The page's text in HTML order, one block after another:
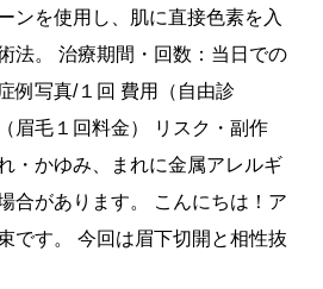
ンを使用し、肌に直接色素を入
法。 治療期間・回数：当日での
例写真/１回 費用（自由診
眉毛１回料金） リスク・副作
・かゆみ、まれに金属アレルギ
合があります。 こんにちは！ア
です。 今回は眉下切開と相性抜